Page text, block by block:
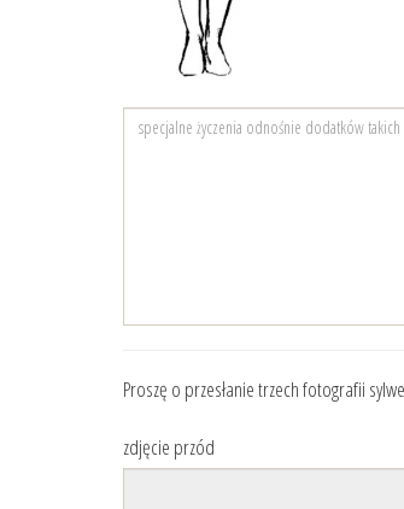
Proszę o przesłanie trzech fotografii
zdjęcie przód